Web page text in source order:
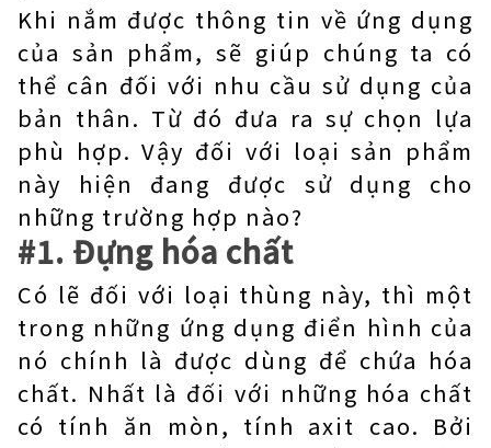
Khi nắm được thông tin về ứng dụng
của sản phẩm, sẽ giúp chúng ta có
thể cân đối với nhu cầu sử dụng của
bản thân. Từ đó đưa ra sự chọn lựa
phù hợp. Vậy đối với loại sản phẩm
này hiện đang được sử dụng cho
những trường hợp nào?
#1. Đựng hóa chất
Có lẽ đối với loại thùng này, thì một
trong những ứng dụng điển hình của
nó chính là được dùng để chứa hóa
chất. Nhất là đối với những hóa chất
có tính ăn mòn, tính axit cao. Bởi